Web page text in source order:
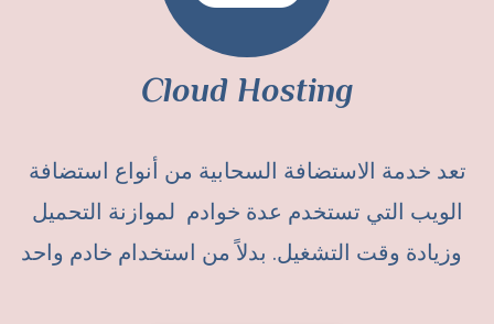
Cloud Hosting
تعد خدمة الاستضافة السحابية من أنواع استضافة
الويب التي تستخدم عدة خوادم لموازنة التحميل